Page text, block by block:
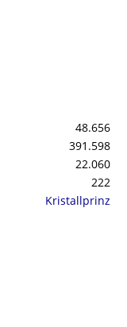
48.656
391.598
22.060
222
Kristallprinz